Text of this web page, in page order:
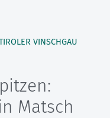
VINSCHGAU
Matsch